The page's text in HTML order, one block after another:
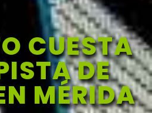
CUESTA
DE
MÉRIDA